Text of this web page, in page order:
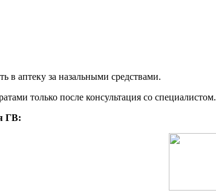
в аптеку за назальными средствами.
только после консультация со специалистом.
ГВ: